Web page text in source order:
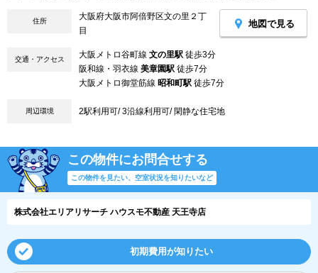
住所
大阪府大阪市阿倍野区文の里２丁
目
地図で見る
交通・アクセス 大阪メトロ谷町線 文の里駅 徒歩3分
阪和線・羽衣線 美章園駅 徒歩7分
大阪メトロ御堂筋線 昭和町駅 徒歩7分
周辺環境 2駅利用可/ 3沿線利用可/ 閑静な住宅地
この物件にお問合せする
この物件を見たい、空室状況を知りたいなど
株式会社エリアリサーチ ハウスモ不動産 天王寺店
初期費用が知りたい